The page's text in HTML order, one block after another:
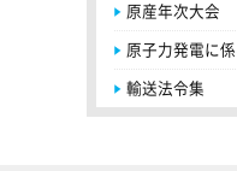
原産年次大会
原子力発電に
輸送法令集